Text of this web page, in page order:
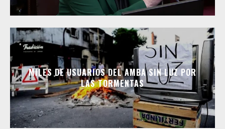
MILES DE USUARIOS DEL AMBA SIN LUZ POR
LAS TORMENTAS